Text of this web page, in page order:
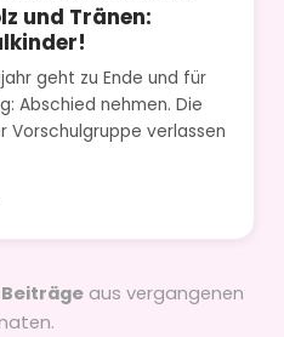
und Tränen:
geht zu Ende und für
Abschied nehmen. Die
Vorschulgruppe verlassen
aus vergangenen